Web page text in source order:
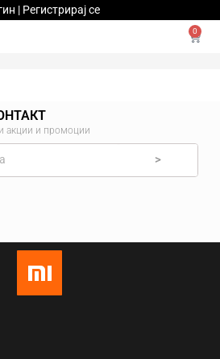
| Регистрирај се
0
акции и промоции
>